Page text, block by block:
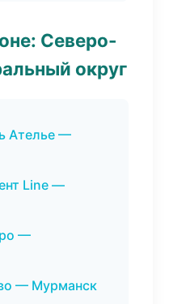
Северо-
округ
Ателье —
Line —
—
— Мурманск